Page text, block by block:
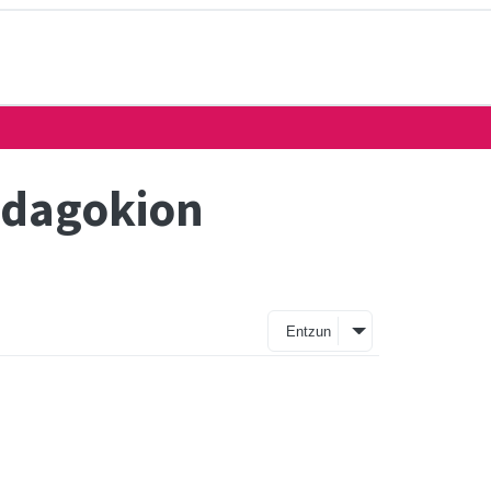
Entzun